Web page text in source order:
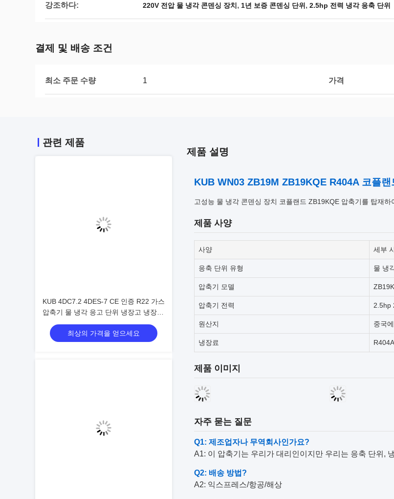
강조하다: 220V 전압 물 냉각 콘덴싱 장치 , 1년 보증 콘덴싱 단위 , 2.5hp 전력 냉각 응축 단위
결제 및 배송 조건
최소 주문 수량 1 가격
관련 제품
KUB 4DC7.2 4DES-7 CE 인증 R22 가스
압축기 물 냉각 응고 단위 냉장고 냉장고
냉장고
최상의 가격을 얻으세요
제품 설명
KUB WN03 ZB19M ZB19KQE R404A 코플
고성능 물 냉각 콘덴싱 장치 코플랜드 ZB19KQE 압축기를 탑재
제품 사양
사양 세부
응축 단위 유형 물 냉
압축기 모델
압축기 전력 2.5hp
원산지 중국
냉장료 R404A
제품 이미지
자주 묻는 질문
Q1: 제조업자나 무역회사인가요?
A1: 이 압축기는 우리가 대리인이지만 우리는 응축 단위,
Q2: 배송 방법?
A2: 익스프레스/항공/해상